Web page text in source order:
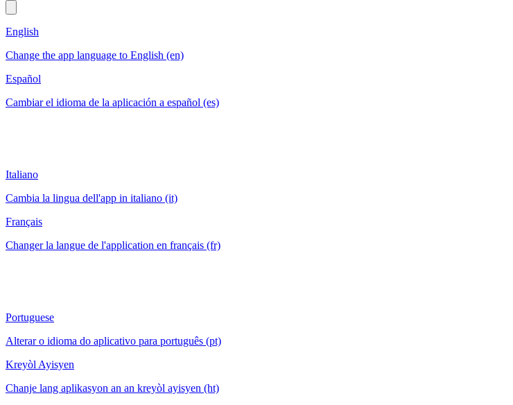
English
Change the app language to English (en)
Español
Cambiar el idioma de la aplicación a español (es)
Italiano
Cambia la lingua dell'app in italiano (it)
Français
Changer la langue de l'application en français (fr)
Portuguese
Alterar o idioma do aplicativo para português (pt)
Kreyòl Ayisyen
Chanje lang aplikasyon an an kreyòl ayisyen (ht)